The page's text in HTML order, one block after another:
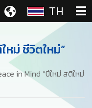
TH
หม่ ชีวิตใหม่”
in Mind “ปีใหม่ สติใหม่